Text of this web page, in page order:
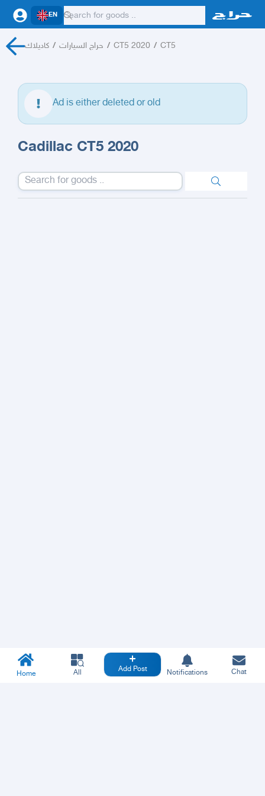
EN
كاديلاك / حراج السيارات / CT5 2020 / CT5
Ad is either deleted or old
Cadillac CT5 2020
Home All Add Post Notifications Chat